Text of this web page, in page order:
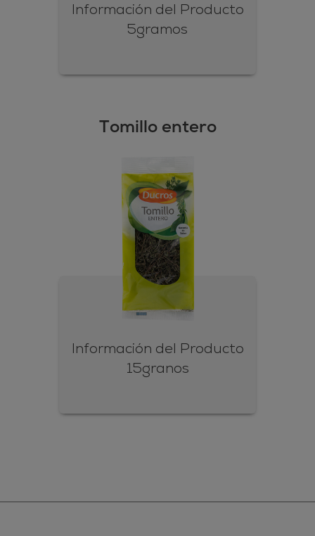
Información del Producto
5gramos
Tomillo entero
Información del Producto
15granos